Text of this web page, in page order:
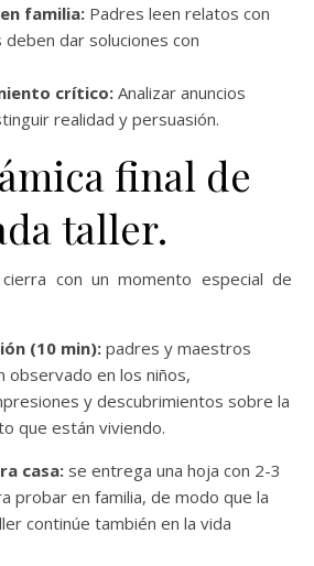
familia: Padres leen relatos con
dar soluciones con
crítico: Analizar anuncios
realidad y persuasión.
final de
taller.
con un momento especial de
(10 min): padres y maestros
observado en los niños,
y descubrimientos sobre la
que están viviendo.
casa: se entrega una hoja con 2-3
probar en familia, de modo que la
continúe también en la vida